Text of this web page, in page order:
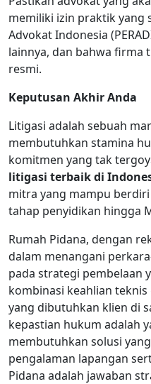
memiliki izin praktik yang
Advokat Indonesia
lainnya, dan bahwa firma
resmi.
Keputusan Akhir Anda
Litigasi adalah sebuah
membutuhkan stamina
komitmen yang tak
litigasi terbaik di
mitra yang mampu
tahap penyidikan hingga
Rumah Pidana, dengan
dalam menangani
pada strategi pembelaan
kombinasi keahlian
yang dibutuhkan klien di
kepastian hukum adalah
membutuhkan solusi
pengalaman lapangan
Pidana adalah jawaban